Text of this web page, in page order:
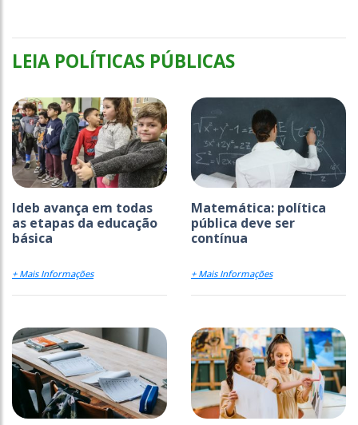
LEIA POLÍTICAS PÚBLICAS
Ideb avança em todas
as etapas da educação
básica
+ Mais Informações
Matemática: política
pública deve ser
contínua
+ Mais Informações